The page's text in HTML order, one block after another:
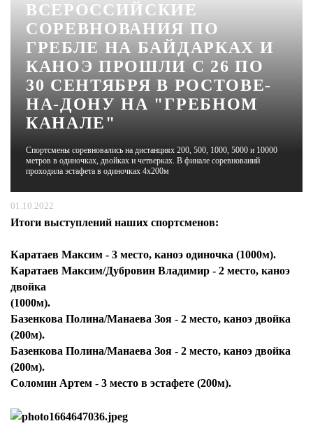
ХАЙП
ЧЕЛОВЕК ОСОБЕННЫЙ
КУЛЬТ ЕДЫ
АФИША
ВСЕРОССИЙСКИЕ
СОРЕВНОВАНИЯ ПО
ГРЕБЛЕ НА БАЙДАРКАХ И
КАНОЭ ПРОШЛИ С 26 ПО
30 СЕНТЯБРЯ В РОСТОВЕ-
НА-ДОНУ НА "ГРЕБНОМ
КАНАЛЕ"
Спортсмены соревновались на дистанциях 200, 500, 1000, 5000 и 10000
метров в одиночках, двойках и четверках. В финале соревнований
проходила эстафета в одиночках 4x200м
01.10.2022
Итоги выступлений наших спортсменов:
Каратаев Максим - 3 место, каноэ одиночка (1000м).
Каратаев Максим/Дубровин Владимир - 2 место, каноэ
двойка
(1000м).
Базенкова Полина/Манаева Зоя - 2 место, каноэ двойка
(200м).
Базенкова Полина/Манаева Зоя - 2 место, каноэ двойка
(200м).
Соломин Артем - 3 место в эстафете (200м).